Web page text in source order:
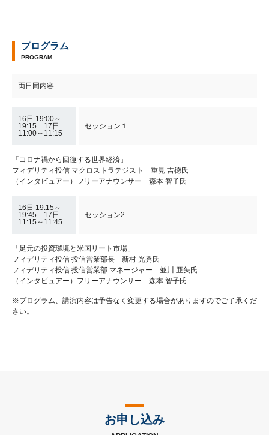
プログラム
PROGRAM
両日同内容
16日 19:00～
19:15 17日
11:00～11:15
セッション１
「コロナ禍から回復する世界経済」
フィデリティ投信 マクロストラテジスト 重見 吉徳氏
（インタビュアー）フリーアナウンサー 森本 智子氏
16日 19:15～
19:45 17日
11:15～11:45
セッション2
「足元の投資環境と米国リート市場」
フィデリティ投信 投信営業部長 新村 光秀氏
フィデリティ投信 投信営業部 マネージャー 並川 亜矢氏
（インタビュアー）フリーアナウンサー 森本 智子氏
※プログラム、講演内容は予告なく変更する場合がありますのでご了承くだ
さい。
お申し込み